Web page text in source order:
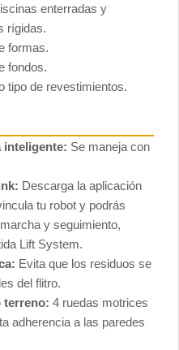
enterradas y
rígidas.
formas.
fondos.
tipo de revestimientos.
inteligente: Se maneja con
Descarga la aplicación
tu robot y podrás
y seguimiento,
Lift System.
Evita que los residuos se
del flitro.
terreno: 4 ruedas motrices
adherencia a las paredes